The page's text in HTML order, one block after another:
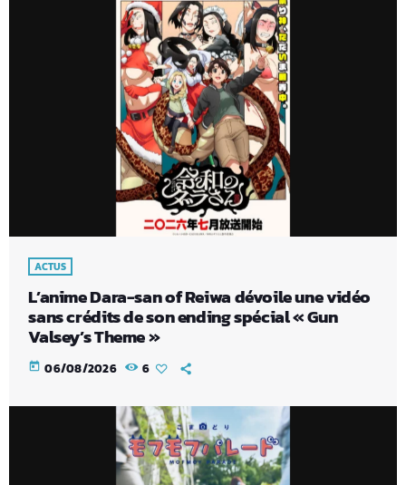
ACTUS
L’anime Dara-san of Reiwa dévoile une vidéo
sans crédits de son ending spécial « Gun
Valsey’s Theme »
today 06/08/2026 6